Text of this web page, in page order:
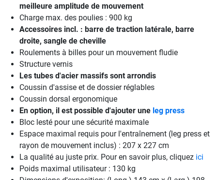
meilleure amplitude de mouvement
Charge max. des poulies : 900 kg
Accessoires incl. : barre de traction latérale, barre
droite, sangle de cheville
Roulements à billes pour un mouvement fludie
Structure vernis
Les tubes d'acier massifs sont arrondis
Coussin d'assise et de dossier réglables
Coussin dorsal ergonomique
En option, il est possible d'ajouter une leg press
Bloc lesté pour une sécurité maximale
Espace maximal requis pour l'entraînement (leg press et
rayon de mouvement inclus) : 207 x 227 cm
La qualité au juste prix. Pour en savoir plus, cliquez ici
Poids maximal utilisateur : 130 kg